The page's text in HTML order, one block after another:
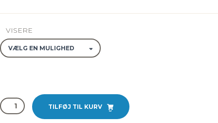
VISERE
Estrella
vægur
TILFØJ TIL KURV